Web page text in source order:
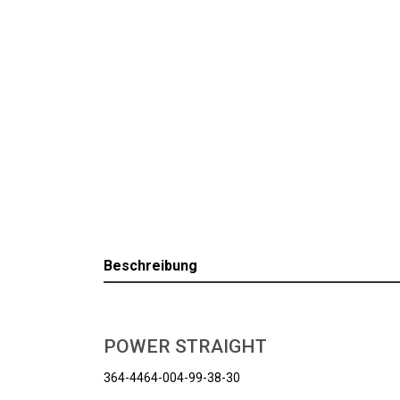
Beschreibung
POWER STRAIGHT
364-4464-004-99-38-30